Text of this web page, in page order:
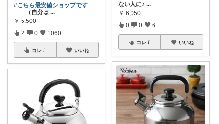
#こちら最安値ショップです
（自分は ...
￥ 5,500
2 0 1060
コレ いいね
ない人に♪ ...
￥ 6,050
0 0 6
コレ いいね